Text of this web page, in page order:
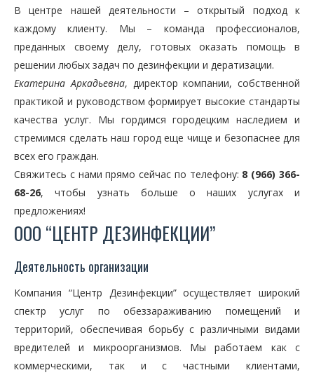
В центре нашей деятельности – открытый подход к
каждому клиенту. Мы – команда профессионалов,
преданных своему делу, готовых оказать помощь в
решении любых задач по дезинфекции и дератизации.
Екатерина Аркадьевна, директор компании, собственной
практикой и руководством формирует высокие стандарты
качества услуг. Мы гордимся городецким наследием и
стремимся сделать наш город еще чище и безопаснее для
всех его граждан.
Свяжитесь с нами прямо сейчас по телефону: 8 (966) 366-
68-26, чтобы узнать больше о наших услугах и
предложениях!
ООО “ЦЕНТР ДЕЗИНФЕКЦИИ”
Деятельность организации
Компания “Центр Дезинфекции” осуществляет широкий
спектр услуг по обеззараживанию помещений и
территорий, обеспечивая борьбу с различными видами
вредителей и микроорганизмов. Мы работаем как с
коммерческими, так и с частными клиентами,